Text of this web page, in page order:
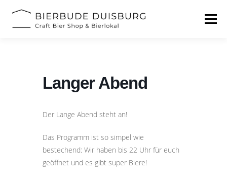
Inhalt
Menü
Langer Abend
Der Lange Abend steht an!
Das Programm ist so simpel wie
bestechend: Wir haben bis 22 Uhr für euch
geöffnet und es gibt super Biere!